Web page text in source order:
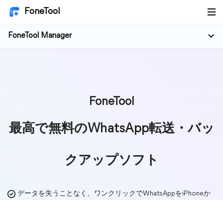
FoneTool
FoneTool Manager
FoneTool
最高で無料のWhatsApp転送・バッ
クアップソフト
データを失うことなく、ワンクリックでWhatsAppをiPhoneか